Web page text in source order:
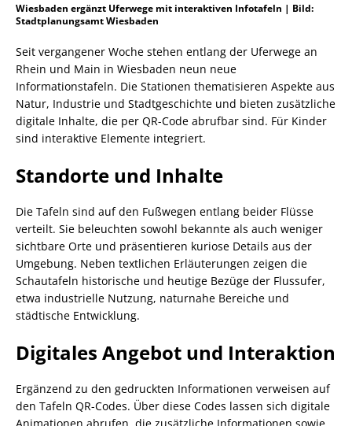
Wiesbaden ergänzt Uferwege mit interaktiven Infotafeln | Bild:
Stadtplanungsamt Wiesbaden
Seit vergangener Woche stehen entlang der Uferwege an
Rhein und Main in Wiesbaden neun neue
Informationstafeln. Die Stationen thematisieren Aspekte aus
Natur, Industrie und Stadtgeschichte und bieten zusätzliche
digitale Inhalte, die per QR-Code abrufbar sind. Für Kinder
sind interaktive Elemente integriert.
Standorte und Inhalte
Die Tafeln sind auf den Fußwegen entlang beider Flüsse
verteilt. Sie beleuchten sowohl bekannte als auch weniger
sichtbare Orte und präsentieren kuriose Details aus der
Umgebung. Neben textlichen Erläuterungen zeigen die
Schautafeln historische und heutige Bezüge der Flussufer,
etwa industrielle Nutzung, naturnahe Bereiche und
städtische Entwicklung.
Digitales Angebot und Interaktion
Ergänzend zu den gedruckten Informationen verweisen auf
den Tafeln QR-Codes. Über diese Codes lassen sich digitale
Animationen abrufen, die zusätzliche Informationen sowie